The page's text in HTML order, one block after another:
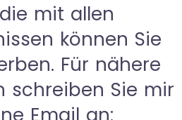
mit allen
können Sie
Für nähere
schreiben Sie mir
Email an: